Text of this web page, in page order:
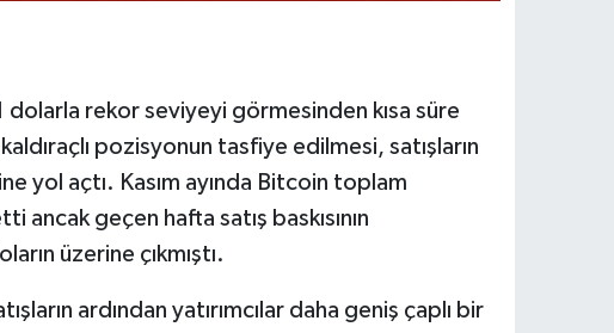
dolarla rekor seviyeyi görmesinden kısa süre
pozisyonun tasfiye edilmesi, satışların
yol açtı. Kasım ayında Bitcoin toplam
ancak geçen hafta satış baskısının
üzerine çıkmıştı.
ardından yatırımcılar daha geniş çaplı bir